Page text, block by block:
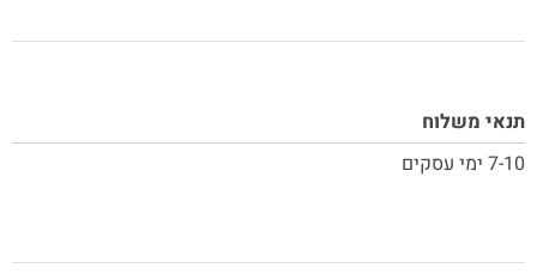
תנאי משלוח
7-10 ימי עסקים